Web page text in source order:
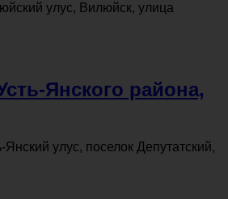
улус, Вилюйск, улица
Янского района,
Янский улус, поселок Депутатский,